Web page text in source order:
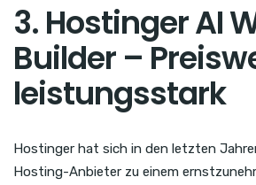
3. Hostinger AI
Builder –
leistungsstark
Hostinger hat sich in den letzten
Hosting-Anbieter zu einem